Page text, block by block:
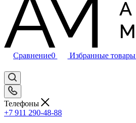
Сравнение0 Избранные товары
Телефоны
+7 911 290-48-88